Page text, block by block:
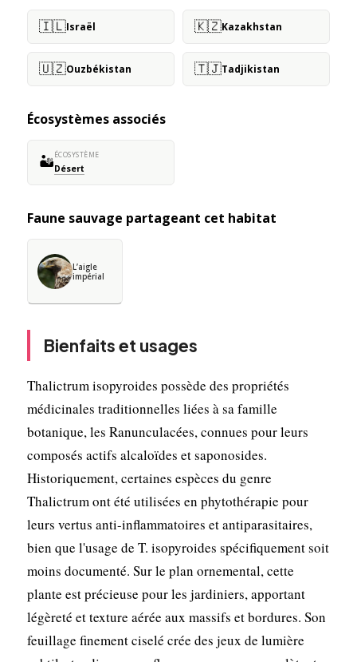
🇮🇱Israël 🇰🇿Kazakhstan
🇺🇿Ouzbékistan 🇹🇯Tadjikistan
Écosystèmes associés
🏜️ÉCOSYSTÈME
Désert
Faune sauvage partageant cet habitat
L’aigle
impérial
Bienfaits et usages
Thalictrum isopyroides possède des propriétés
médicinales traditionnelles liées à sa famille
botanique, les Ranunculacées, connues pour leurs
composés actifs alcaloïdes et saponosides.
Historiquement, certaines espèces du genre
Thalictrum ont été utilisées en phytothérapie pour
leurs vertus anti-inflammatoires et antiparasitaires,
bien que l'usage de T. isopyroides spécifiquement soit
moins documenté. Sur le plan ornemental, cette
plante est précieuse pour les jardiniers, apportant
légèreté et texture aérée aux massifs et bordures. Son
feuillage finement ciselé crée des jeux de lumière